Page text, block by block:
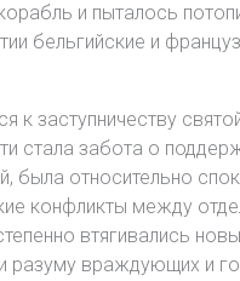
и пыталось
бельгийские и
к заступничеству
стала забота о
была относительно
конфликты между
втягивались
враждующих и